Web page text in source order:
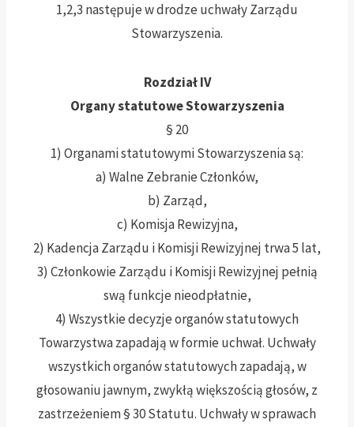
1,2,3 następuje w drodze uchwały Zarządu
Stowarzyszenia.
Rozdział IV
Organy statutowe Stowarzyszenia
§ 20
1) Organami statutowymi Stowarzyszenia są:
a) Walne Zebranie Członków,
b) Zarząd,
c) Komisja Rewizyjna,
2) Kadencja Zarządu i Komisji Rewizyjnej trwa 5 lat,
3) Członkowie Zarządu i Komisji Rewizyjnej pełnią
swą funkcje nieodpłatnie,
4) Wszystkie decyzje organów statutowych
Towarzystwa zapadają w formie uchwał. Uchwały
wszystkich organów statutowych zapadają, w
głosowaniu jawnym, zwykłą większością głosów, z
zastrzeżeniem § 30 Statutu. Uchwały w sprawach